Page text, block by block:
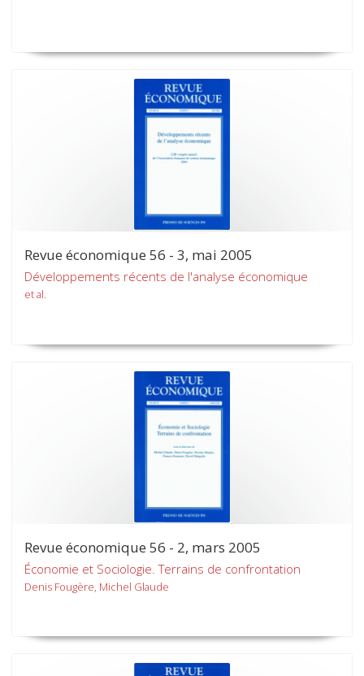
Revue économique 56 - 3, mai 2005
Développements récents de l'analyse économique
et al.
Revue économique 56 - 2, mars 2005
Économie et Sociologie. Terrains de confrontation
Denis Fougère, Michel Glaude